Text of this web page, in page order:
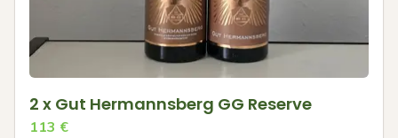
2 x Gut Hermannsberg GG Reserve
113 €